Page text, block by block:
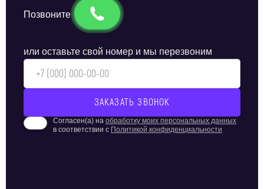
Позвоните
или оставьте свой номер и мы перезвоним
Согласен(а) на обработку моих персональных данных
в соответствии с Политикой конфиденциальности